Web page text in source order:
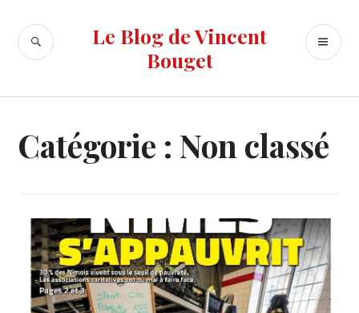
contenu
Le Blog de Vincent
Bouget
RECHERCHE
Catégorie : Non classé